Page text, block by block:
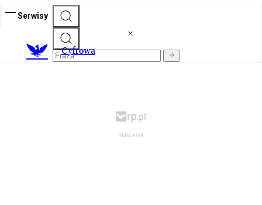
Serwisy
Cyfrowa